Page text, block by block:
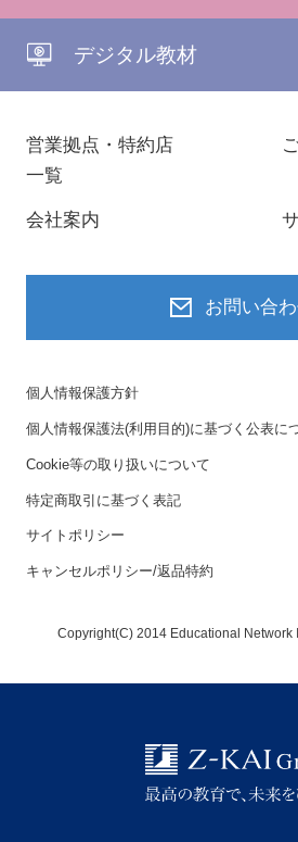
デジタル教材
営業拠点・特約店
一覧
会社案内
お問い合
個人情報保護方針
個人情報保護法(利用目的)に基づく公表に
Cookie等の取り扱いについて
特定商取引に基づく表記
サイトポリシー
キャンセルポリシー/返品特約
Copyright(C) 2014 Educational Network